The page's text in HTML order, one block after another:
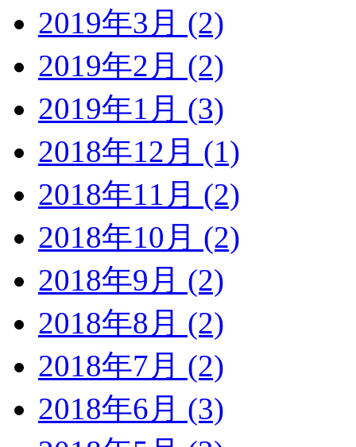
2019年3月 (2)
2019年2月 (2)
2019年1月 (3)
2018年12月 (1)
2018年11月 (2)
2018年10月 (2)
2018年9月 (2)
2018年8月 (2)
2018年7月 (2)
2018年6月 (3)